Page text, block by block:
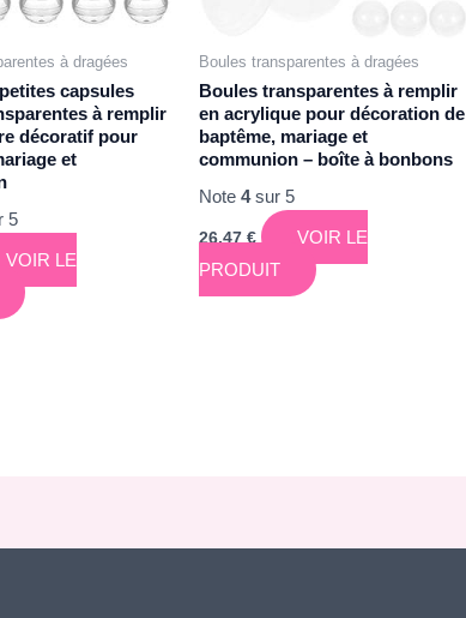
à dragées
capsules
à remplir
décoratif pour
et
5
VOIR LE
Boules transparentes à dragées
Boules transparentes à remplir
en acrylique pour décoration de
baptême, mariage et
communion – boîte à bonbons
Note4sur 5
26,47€
VOIR LE
PRODUIT